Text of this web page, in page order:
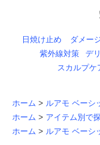
日焼け止め ダメー
紫外線対策
デ
スカルプケ
ホーム > ルアモ ベーシ
ホーム > アイテム別で
ホーム > ルアモ ベーシ